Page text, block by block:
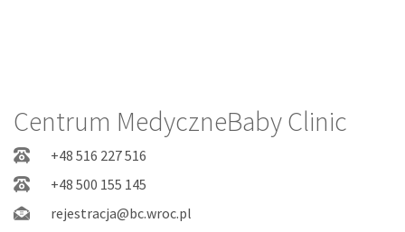
Centrum MedyczneBaby Clinic
+48 516 227 516
+48 500 155 145
rejestracja@bc.wroc.pl